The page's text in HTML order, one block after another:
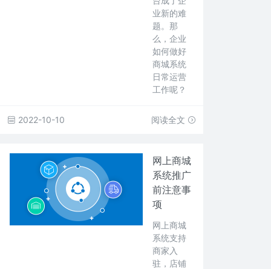
业新的难
题。那
么，企业
如何做好
商城系统
日常运营
工作呢？
2022-10-10 阅读全文
网上商城
系统推广
前注意事
项
网上商城
系统支持
商家入
驻，店铺